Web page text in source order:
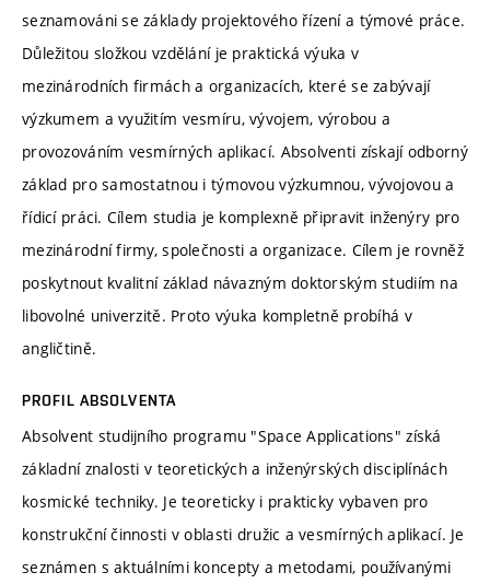
seznamováni se základy projektového řízení a týmové práce.
Důležitou složkou vzdělání je praktická výuka v
mezinárodních firmách a organizacích, které se zabývají
výzkumem a využitím vesmíru, vývojem, výrobou a
provozováním vesmírných aplikací. Absolventi získají odborný
základ pro samostatnou i týmovou výzkumnou, vývojovou a
řídicí práci. Cílem studia je komplexně připravit inženýry pro
mezinárodní firmy, společnosti a organizace. Cílem je rovněž
poskytnout kvalitní základ návazným doktorským studiím na
libovolné univerzitě. Proto výuka kompletně probíhá v
angličtině.
PROFIL ABSOLVENTA
Absolvent studijního programu "Space Applications" získá
základní znalosti v teoretických a inženýrských disciplínách
kosmické techniky. Je teoreticky i prakticky vybaven pro
konstrukční činnosti v oblasti družic a vesmírných aplikací. Je
seznámen s aktuálními koncepty a metodami, používanými